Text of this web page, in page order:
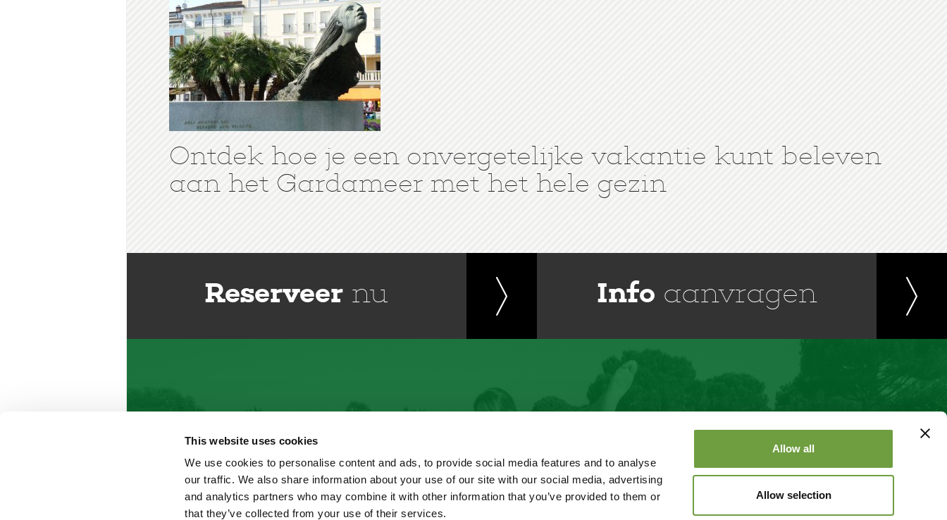
This website uses cookies
We use cookies to personalise content and ads, to provide social media features and to analyse
our traffic. We also share information about your use of our site with our social media, advertising
and analytics partners who may combine it with other information that you’ve provided to them or
that they’ve collected from your use of their services.
Allow all
Allow selection
Ontdek hoe je een onvergetelijke vakantie kunt beleven
aan het Gardameer met het hele gezin
Reserveer nu Info aanvragen